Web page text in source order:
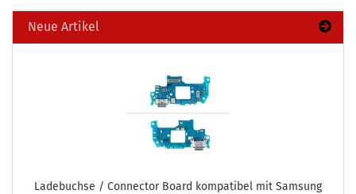
Neue Artikel
La­de­buch­se / Con­nec­tor Board kom­pa­ti­bel mit Sam­sung